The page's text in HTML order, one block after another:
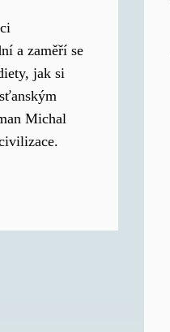
a zaměří se
jak si
Michal